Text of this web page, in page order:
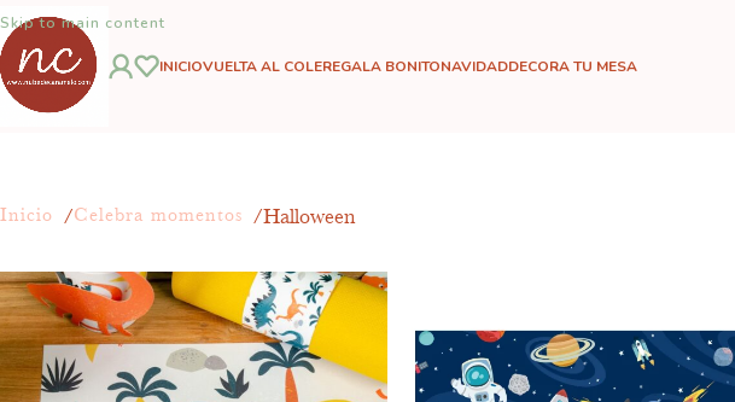
Skip to main content
INICIOVUELTA AL COLEREGALA BONITONAVIDADDECORA TU MESA
Inicio Celebra momentos Halloween